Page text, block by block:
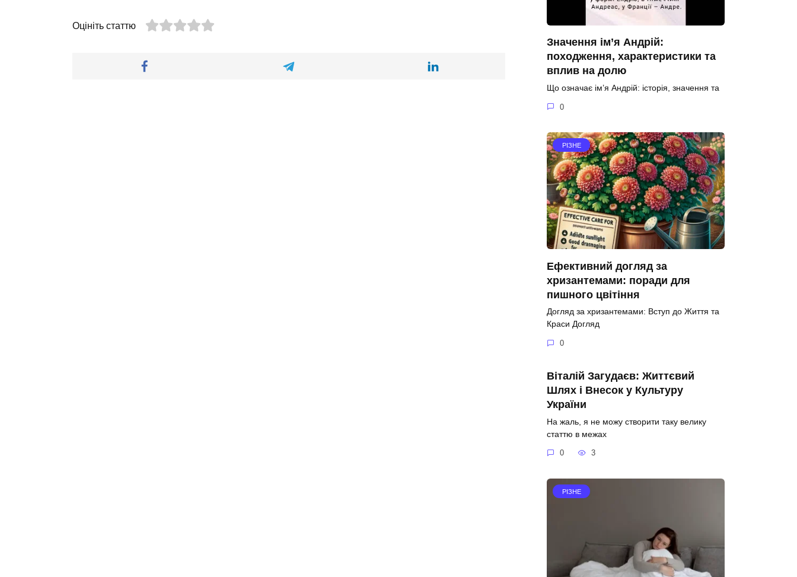
Оцініть статтю
Значення ім’я Андрій:
походження, характеристики та
вплив на долю
Що означає ім’я Андрій: історія, значення та
0
РІЗНЕ
Ефективний догляд за
хризантемами: поради для
пишного цвітіння
Догляд за хризантемами: Вступ до Життя та
Краси Догляд
0
Віталій Загудаєв: Життєвий
Шлях і Внесок у Культуру
України
На жаль, я не можу створити таку велику
статтю в межах
0 3
РІЗНЕ